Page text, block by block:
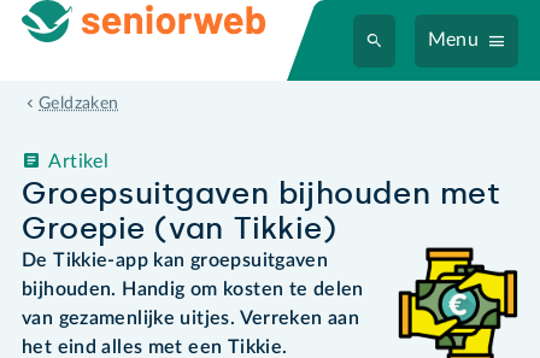
Menu
Geldzaken
Groepsuitgaven bijhouden met
Groepie (van Tikkie)
Artikel
De Tikkie-app kan groepsuitgaven
bijhouden. Handig om kosten te delen
van gezamenlijke uitjes. Verreken aan
het eind alles met een Tikkie.